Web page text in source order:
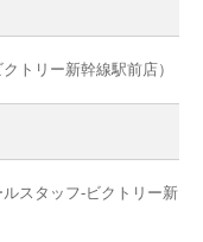
トリー新幹線駅前店）
スタッフ-ビクトリー新